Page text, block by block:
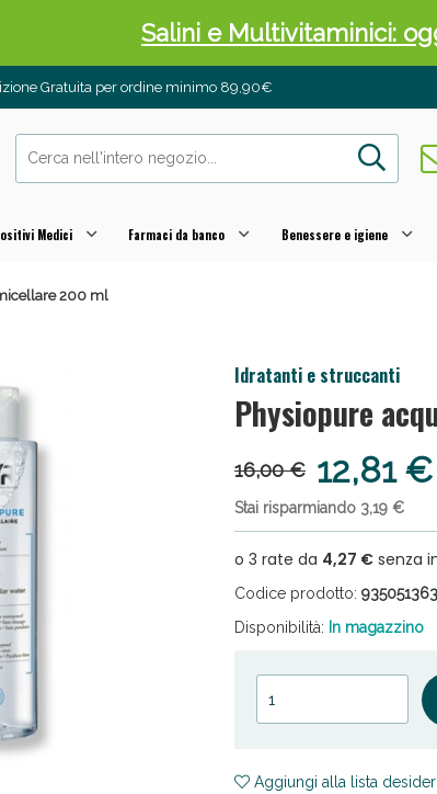
Gratuita per ordine minimo 89,90€
Medici Farmaci da banco Benessere e igiene
200 ml
Idratanti e struccanti
Physiopure
16,00 € 12,81 €
Stai risparmiando 3,19 €
Codice prodotto: 935051363
Disponibilità: In magazzino
Aggiungi alla lista desideri
Salini e Multivitaminici:
Anticellulite e Fanghi:
Anticellulite e Fanghi: